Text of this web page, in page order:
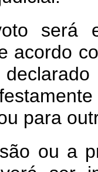
será
acordo
para
ou a